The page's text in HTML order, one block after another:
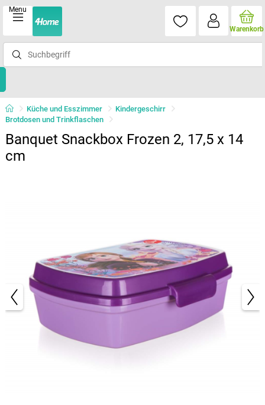
Menu
Warenkorb
Küche und Esszimmer
Kindergeschirr
Brotdosen und Trinkflaschen
Banquet Snackbox Frozen 2, 17,5 x 14
cm